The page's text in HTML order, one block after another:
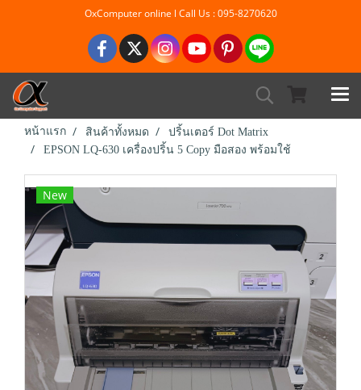
OxComputer online l Call Us : 095-8270620
หน้าแรก สินค้าทั้งหมด
ปริ้นเตอร์ Dot Matrix
EPSON LQ-630 เครื่องปริ้น 5 Copy มือสอง พร้อมใช้
New